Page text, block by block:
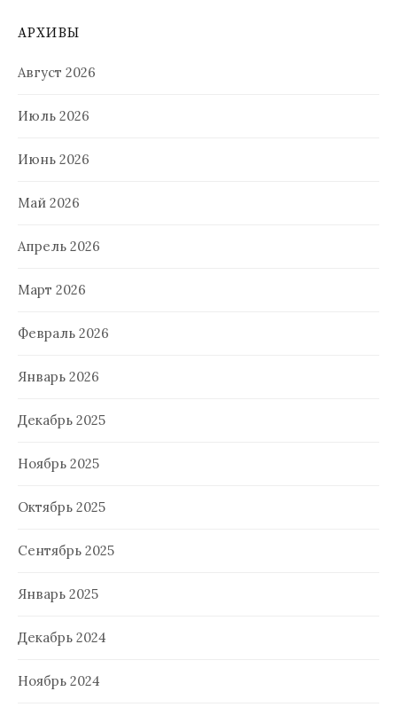
АРХИВЫ
Август 2026
Июль 2026
Июнь 2026
Май 2026
Апрель 2026
Март 2026
Февраль 2026
Январь 2026
Декабрь 2025
Ноябрь 2025
Октябрь 2025
Сентябрь 2025
Январь 2025
Декабрь 2024
Ноябрь 2024